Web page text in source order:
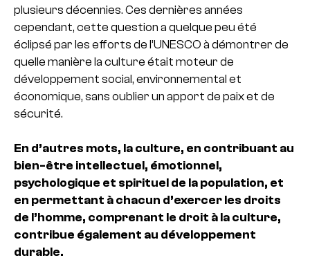
plusieurs décennies. Ces dernières années
cependant, cette question a quelque peu été
éclipsé par les efforts de l’UNESCO à démontrer de
quelle manière la culture était moteur de
développement social, environnemental et
économique, sans oublier un apport de paix et de
sécurité.
En d’autres mots, la culture, en contribuant au
bien-être intellectuel, émotionnel,
psychologique et spirituel de la population, et
en permettant à chacun d’exercer les droits
de l’homme, comprenant le droit à la culture,
contribue également au développement
durable.